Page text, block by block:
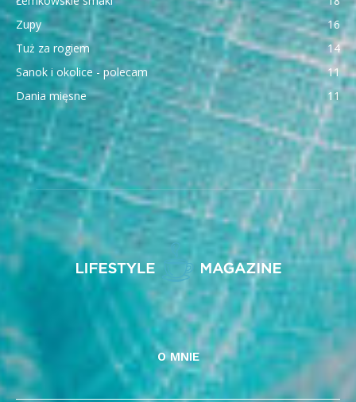
Zupy
16
Tuż za rogiem
14
Sanok i okolice - polecam
11
Dania mięsne
11
O MNIE